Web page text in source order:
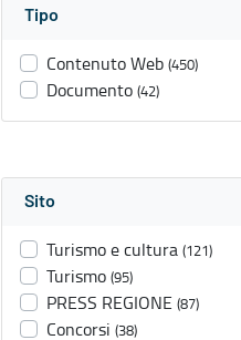
Tipo
Contenuto Web (450)
Documento (42)
Sito
Turismo e cultura (121)
Turismo (95)
PRESS REGIONE (87)
Concorsi (38)